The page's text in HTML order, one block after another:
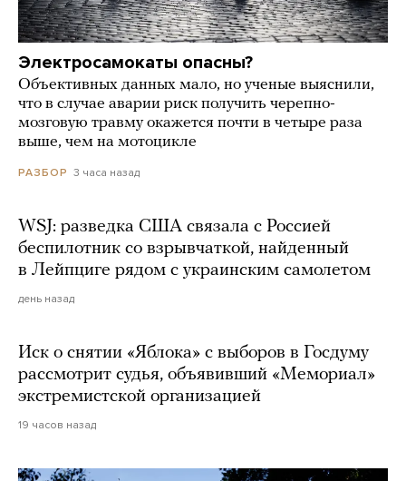
Электросамокаты опасны?
Объективных данных мало, но ученые выяснили,
что в случае аварии риск получить черепно-
мозговую травму окажется почти в четыре раза
выше, чем на мотоцикле
РАЗБОР 3 часа назад
WSJ: разведка США связала с Россией
беспилотник со взрывчаткой, найденный
в Лейпциге рядом с украинским самолетом
день назад
Иск о снятии «Яблока» с выборов в Госдуму
рассмотрит судья, объявивший «Мемориал»
экстремистской организацией
19 часов назад